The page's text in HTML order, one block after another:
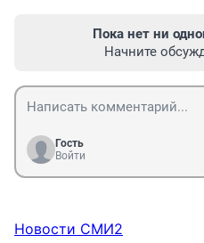
Пока нет ни
Начните
Гость
Войти
Новости СМИ2